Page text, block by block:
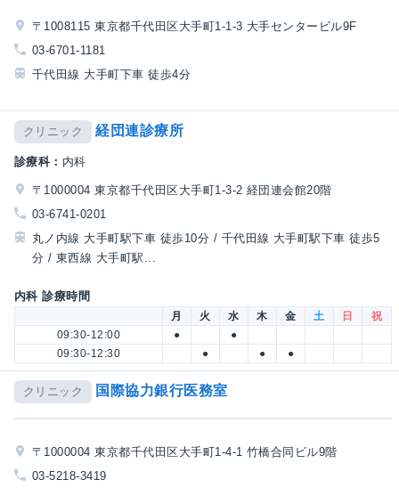
〒1008115 東京都千代田区大手町1-1-3 大手センタービル9F
03-6701-1181
千代田線 大手町下車 徒歩4分
クリニック 経団連診療所
診療科： 内科
〒1000004 東京都千代田区大手町1-3-2 経団連会館20階
03-6741-0201
丸ノ内線 大手町駅下車 徒歩10分 / 千代田線 大手町駅下車 徒歩5
分 / 東西線 大手町駅...
内科 診療時間
月 火 水 木 金 土 日
祝
09:30-12:00
●
●
09:30-12:30
● ● ●
クリニック 国際協力銀行医務室
〒1000004 東京都千代田区大手町1-4-1 竹橋合同ビル9階
03-5218-3419